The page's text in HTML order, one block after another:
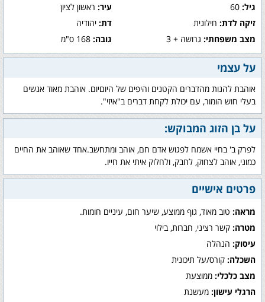
גיל: עיר:ראשון לציון
זיקה לדת: חילונית דת:יהודיה
מצב משפחתי: גרושה + 3 גובה:168 ס"מ
על עצמי
אוהבת להנות מהדברים הקטנים והיפים של היוםיום. אוהבת מאוד אנשים
בעלי חוש הומור, עם יכולת לקחת דברים ב"איזי".
על בן הזוג המבוקש:
לפרק ב' בחיי אשמח לפגוש אדם חם, אוהב ומתחשב.אחד שאוהב את החיים
כמוני, אוהב לצחוק, לחבק, ולחלוק איתי את חייו.
פרטים אישיים
מראה: טוב מאוד, גוף ממוצע, שיער חום, עיניים חומות.
מטרה: קשר רציני, חברות, בילוי
עיסוק: הנהלה
השכלה: קורס/על תיכונית
מצב כלכלי: ממוצעת
הרגלי עישון: מעשנת